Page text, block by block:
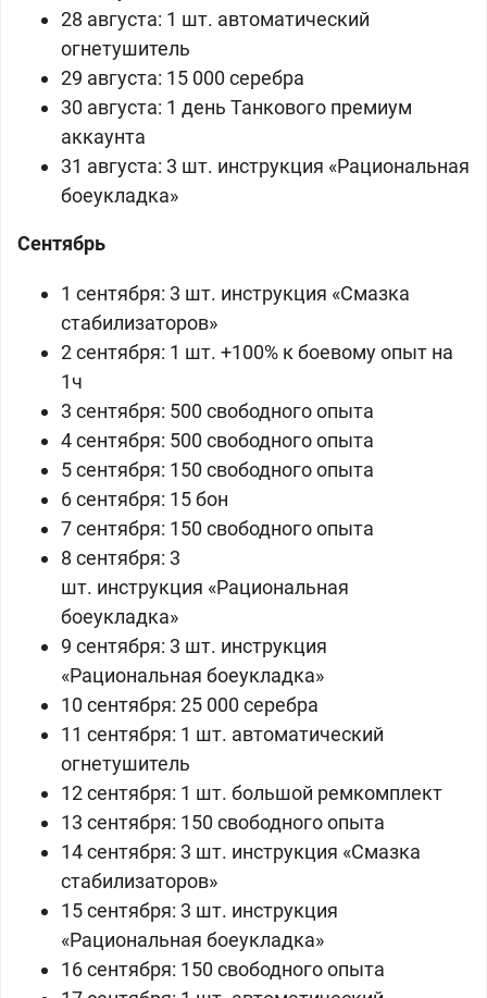
28 августа: 1 шт. автоматический
огнетушитель
29 августа: 15 000 серебра
30 августа: 1 день Танкового премиум
аккаунта
31 августа: 3 шт. инструкция «Рациональная
боеукладка»
Сентябрь
1 сентября: 3 шт. инструкция «Смазка
стабилизаторов»
2 сентября: 1 шт. +100% к боевому опыт на
1ч
3 сентября: 500 свободного опыта
4 сентября: 500 свободного опыта
5 сентября: 150 свободного опыта
6 сентября: 15 бон
7 сентября: 150 свободного опыта
8 сентября: 3
шт. инструкция «Рациональная
боеукладка»
9 сентября: 3 шт. инструкция
«Рациональная боеукладка»
10 сентября: 25 000 серебра
11 сентября: 1 шт. автоматический
огнетушитель
12 сентября: 1 шт. большой ремкомплект
13 сентября: 150 свободного опыта
14 сентября: 3 шт. инструкция «Смазка
стабилизаторов»
15 сентября: 3 шт. инструкция
«Рациональная боеукладка»
16 сентября: 150 свободного опыта